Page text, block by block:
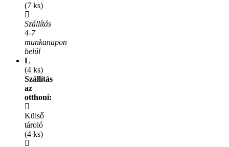
(7 ks)
Szállítás
4-7
munkanapon
belül
L
(4 ks)
Szállítás
az
otthoni:
Külső
tároló
(4 ks)